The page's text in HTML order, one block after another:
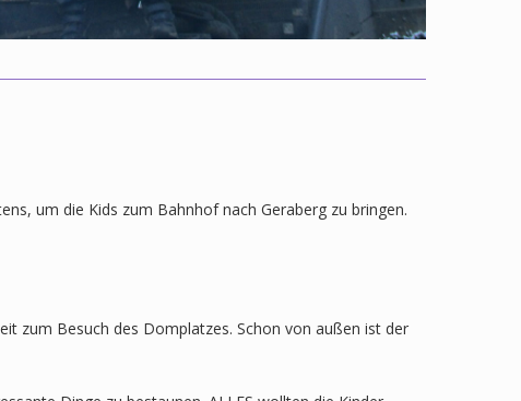
um die Kids zum Bahnhof nach Geraberg zu bringen.
zum Besuch des Domplatzes. Schon von außen ist der